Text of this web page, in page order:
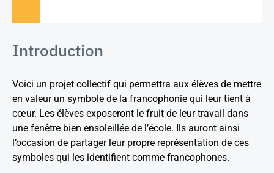
Introduction
Voici un projet collectif qui permettra aux élèves de mettre
en valeur un symbole de la francophonie qui leur tient à
cœur. Les élèves exposeront le fruit de leur travail dans
une fenêtre bien ensoleillée de l’école. Ils auront ainsi
l’occasion de partager leur propre représentation de ces
symboles qui les identifient comme francophones.